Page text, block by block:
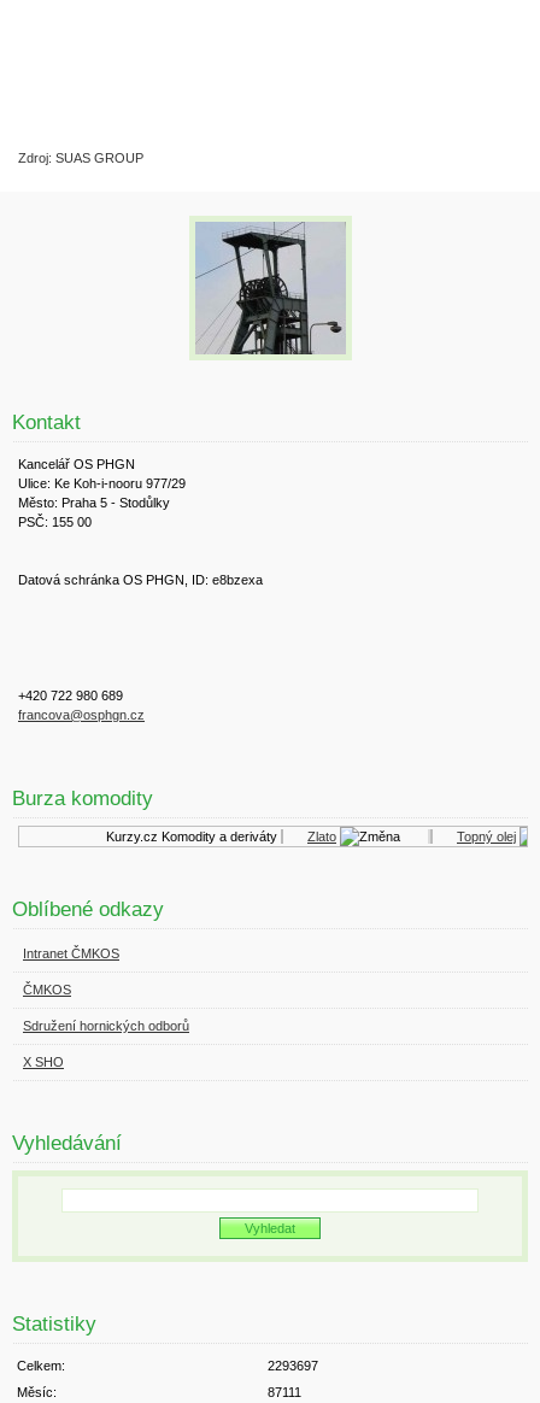
Zdroj: SUAS GROUP
Kontakt
Kancelář OS PHGN
Ulice: Ke Koh-i-nooru 977/29
Město: Praha 5 - Stodůlky
PSČ: 155 00
Datová schránka OS PHGN, ID: e8bzexa
+420 722 980 689
francova@osphgn.cz
Burza komodity
Kurzy.cz Komodity a deriváty Zlato Topný olej
Oblíbené odkazy
Intranet ČMKOS
ČMKOS
Sdružení hornických odborů
X SHO
Vyhledávání
Statistiky
Celkem:
2293697
Měsíc:
87111